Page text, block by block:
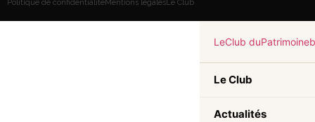
Politique de confidentialitéMentions légalesLe Club
LeClub duPatrimoine
Le Club
Actualités